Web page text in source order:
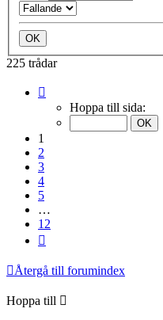
225 trådar
Hoppa till sida:
1
2
3
4
5
…
12
Återgå till forumindex
Hoppa till